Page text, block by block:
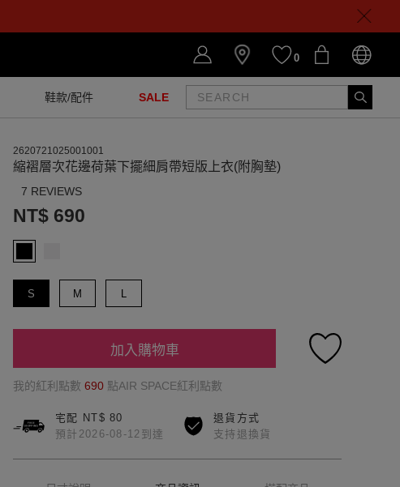
0
鞋款/配件 SALE
2620721025001001
縮褶層次花邊荷葉下擺細肩帶短版上衣(附胸墊)
7 REVIEWS
NT$ 690
S M L
加入購物車
我的紅利點數 690 點AIR SPACE紅利點數
宅配 NT$ 80
預計2026-08-12到達
退貨方式
支持退換貨